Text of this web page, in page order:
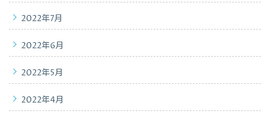
2022年7月
2022年6月
2022年5月
2022年4月